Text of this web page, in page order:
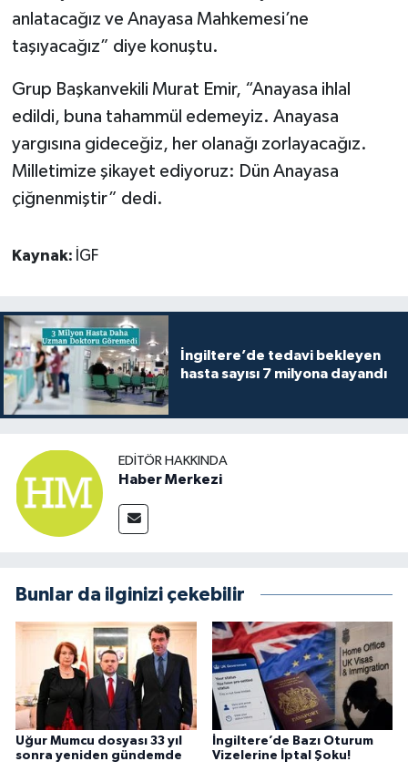
anlatacağız ve Anayasa Mahkemesi’ne
taşıyacağız” diye konuştu.
Grup Başkanvekili Murat Emir, “Anayasa ihlal
edildi, buna tahammül edemeyiz. Anayasa
yargısına gideceğiz, her olanağı zorlayacağız.
Milletimize şikayet ediyoruz: Dün Anayasa
çiğnenmiştir” dedi.
Kaynak: İGF
İngiltere’de tedavi bekleyen
hasta sayısı 7 milyona dayandı
EDITÖR HAKKINDA
Haber Merkezi
Bunlar da ilginizi çekebilir
Uğur Mumcu dosyası 33 yıl
sonra yeniden gündemde
İngiltere’de Bazı Oturum
Vizelerine İptal Şoku!